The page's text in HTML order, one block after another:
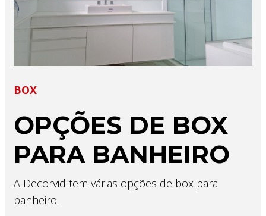
BOX
OPÇÕES DE BOX
PARA BANHEIRO
A Decorvid tem várias opções de box para
banheiro.